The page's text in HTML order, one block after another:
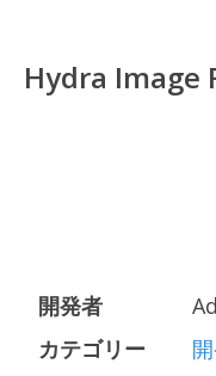
Hydra Image
開発者
カテゴリー